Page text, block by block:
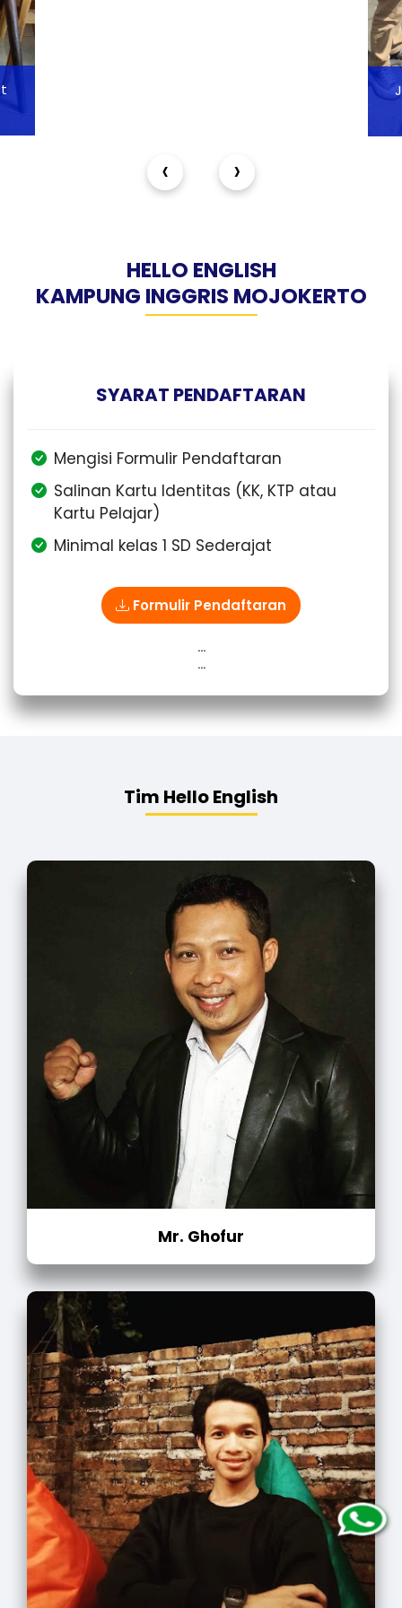
‹ ›
HELLO ENGLISH
KAMPUNG INGGRIS MOJOKERTO
SYARAT PENDAFTARAN
Mengisi Formulir Pendaftaran
Salinan Kartu Identitas (KK, KTP atau
Kartu Pelajar)
Minimal kelas 1 SD Sederajat
Formulir Pendaftaran
...
...
Tim Hello English
Mr. Ghofur